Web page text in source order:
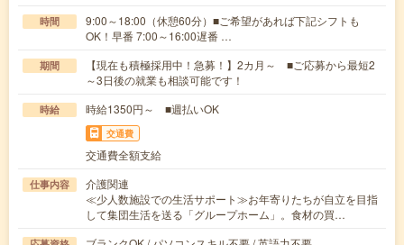
時間
9:00～18:00（休憩60分）■ご希望があれば下記シフトも
OK！早番 7:00～16:00遅番 …
期間
【現在も積極採用中！急募！】2カ月～ ■ご応募から最短2
～3日後の就業も相談可能です！
時給 時給1350円～ ■週払いOK
交通費
交通費全額支給
仕事内容
介護関連
≪少人数施設での生活サポート≫お年寄りたちが自立を目指
して集団生活を送る「グループホーム」。食材の買…